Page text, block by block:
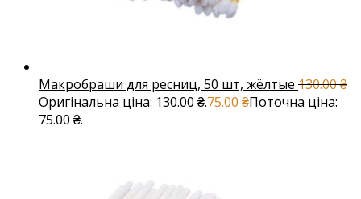
Макробраши для ресниц, 50 шт, жёлтые 130.00₴
Оригінальна ціна: 130.00 ₴.75.00 ₴Поточна ціна:
75.00 ₴.